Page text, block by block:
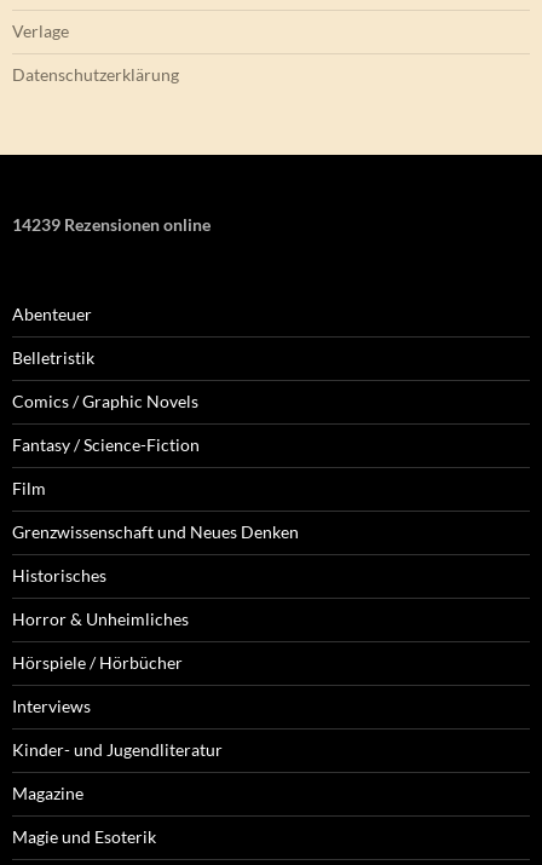
Verlage
Datenschutzerklärung
14239 Rezensionen online
Abenteuer
Belletristik
Comics / Graphic Novels
Fantasy / Science-Fiction
Film
Grenzwissenschaft und Neues Denken
Historisches
Horror & Unheimliches
Hörspiele / Hörbücher
Interviews
Kinder- und Jugendliteratur
Magazine
Magie und Esoterik